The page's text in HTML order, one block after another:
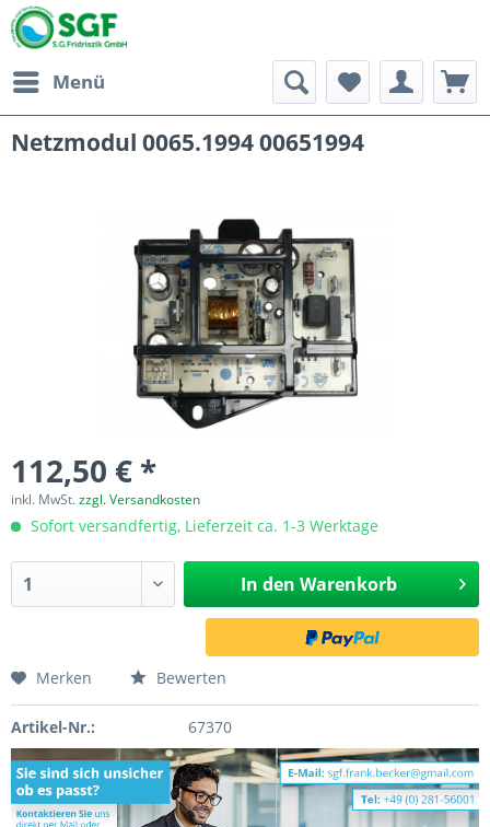
Menü
Netzmodul 0065.1994 00651994
112,50 € *
inkl. MwSt.zzgl. Versandkosten
Sofort versandfertig, Lieferzeit ca. 1-3 Werktage
In den Warenkorb
Merken Bewerten
Artikel-Nr.: 67370